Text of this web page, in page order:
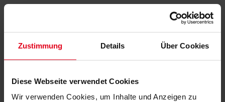
Zustimmung Details Über Cookies
Diese Webseite verwendet Cookies
Wir verwenden Cookies, um Inhalte und Anzeigen zu